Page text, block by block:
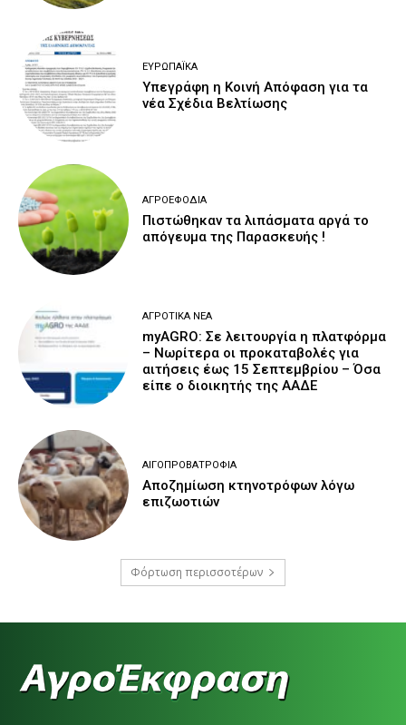
ΕΥΡΩΠΑΪΚΆ
Υπεγράφη η Κοινή Απόφαση για τα
νέα Σχέδια Βελτίωσης
ΑΓΡΟΕΦΌΔΙΑ
Πιστώθηκαν τα λιπάσματα αργά το
απόγευμα της Παρασκευής !
ΑΓΡΟΤΙΚΆ ΝΈΑ
myAGRO: Σε λειτουργία η πλατφόρμα
– Νωρίτερα οι προκαταβολές για
αιτήσεις έως 15 Σεπτεμβρίου – Όσα
είπε ο διοικητής της ΑΑΔΕ
ΑΙΓΟΠΡΟΒΑΤΡΟΦΊΑ
Αποζημίωση κτηνοτρόφων λόγω
επιζωοτιών
Φόρτωση περισσοτέρων